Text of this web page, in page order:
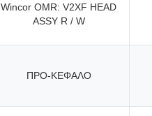
Wincor OMR: V2XF HEAD
ASSY R / W
ΠΡΟ-ΚΕΦΑΛΟ